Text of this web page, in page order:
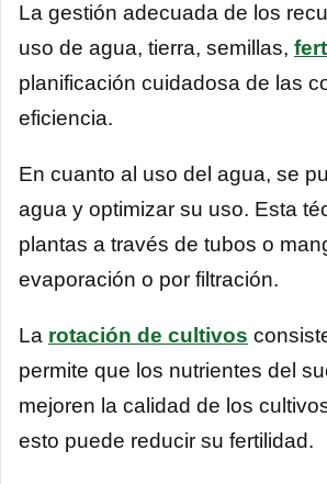
La gestión adecuada de los
uso de agua, tierra, semillas,
planificación cuidadosa de las
eficiencia.
En cuanto al uso del agua, se
agua y optimizar su uso. Esta
plantas a través de tubos o
evaporación o por filtración.
La rotación de cultivos
permite que los nutrientes del
mejoren la calidad de los
esto puede reducir su fertilidad.